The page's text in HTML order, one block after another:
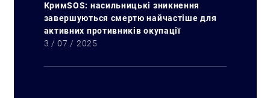
КримSOS: насильницькі зникнення
завершуються смертю найчастіше для
активних противників окупації
3 / 07 / 2025